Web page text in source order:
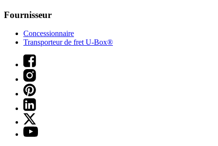
Fournisseur
Concessionnaire
Transporteur de fret U-Box®